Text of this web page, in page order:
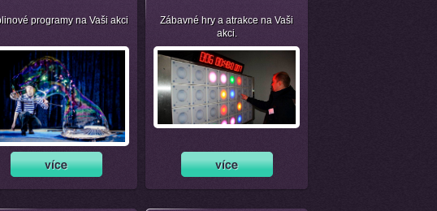
programy na Vaši akci
Zábavné hry a atrakce na Vaši
akci.